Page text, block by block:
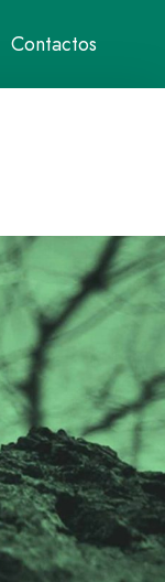
Contactos